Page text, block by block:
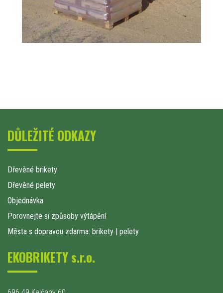
DŮLEŽITÉ ODKAZY
Dřevěné brikety
Dřevěné pelety
Objednávka
Porovnejte si způsoby výtápění
Města s dopravou zdarma: brikety | pelety
EKOBRIKETY s.r.o.